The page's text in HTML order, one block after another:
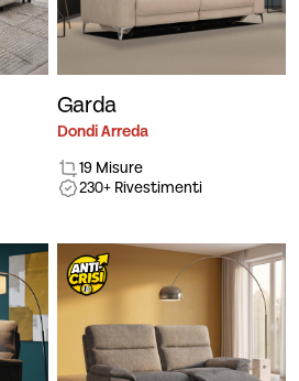
Garda
Dondi Arreda
19 Misure
230+ Rivestimenti